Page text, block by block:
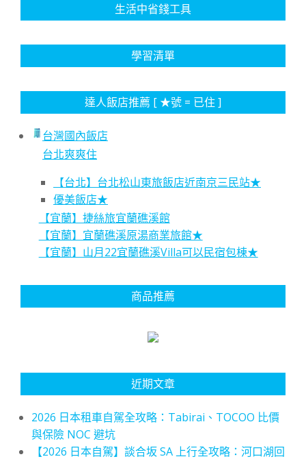
生活中省錢工具
學習清單
達人飯店推薦 [ ★號 = 已住 ]
台灣國內飯店
台北爽爽住
【台北】台北松山東旅飯店近南京三民站★
優美飯店★
【宜蘭】捷絲旅宜蘭礁溪館
【宜蘭】宜蘭礁溪原湯商業旅館★
【宜蘭】山月22宜蘭礁溪Villa可以民宿包棟★
商品推薦
近期文章
2026 日本租車自駕全攻略：Tabirai、TOCOO 比價
與保險 NOC 避坑
【2026 日本自駕】談合坂 SA 上行全攻略：河口湖回